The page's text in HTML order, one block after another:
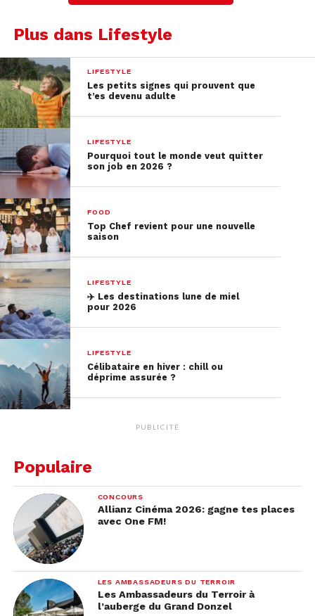
Quand tu dis “non” et que l’autre insiste, se
moque ou minimise, c’est un vrai signal
d’alarme.
Tes limites sont non négociables.
🧠 Pourquoi on ignore ces
red flags en début de
relation ?
Plus dans Lifestyle
LIFESTYLE
Les petits signes qui prouvent que
t’es devenu adulte
LIFESTYLE
Pourquoi tout le monde veut quitter
son job en 2026 ?
FOOD
Top Chef revient pour une nouvelle
saison
LIFESTYLE
✈️​ Les destinations lune de miel
pour 2026
LIFESTYLE
Célibataire en hiver : chill ou
déprime assurée ?
PUBLICITÉ
Populaire
CONCOURS
Allianz Cinéma 2026: gagne tes places
avec One FM!
LES AMBASSADEURS DU TERROIR
Les Ambassadeurs du Terroir à
l’auberge du Grand Donzel